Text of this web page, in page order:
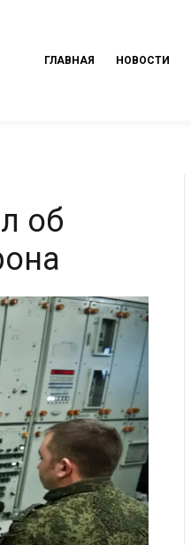
ГЛАВНАЯ НОВОСТИ
об